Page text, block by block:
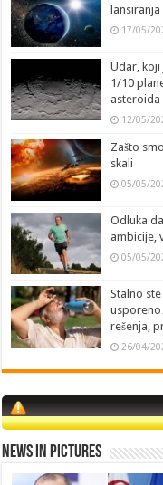
17/05/
Udar,
1/10
asteroida
12/05/
Zašto
skali
05/05/
Odluka
ambicije,
05/05/
Stalno
rešenja,
26/04/
News in Pictures